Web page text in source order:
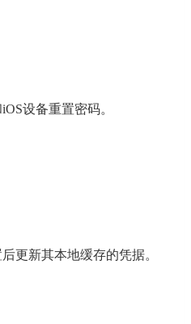
设备重置密码。
更新其本地缓存的凭据。